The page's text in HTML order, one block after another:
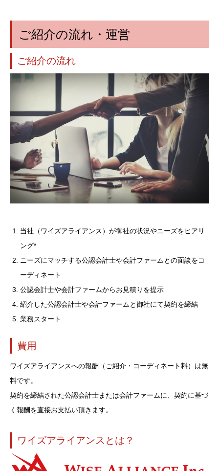
ご紹介の流れ・運営
ご紹介の流れ
当社（ワイズアライアンス）が御社の状況やニーズをヒアリ
ング*
ニーズにマッチする公認会計士や会計ファームとの面談をコ
ーディネート
公認会計士や会計ファームからお見積りを提示
紹介した公認会計士や会計ファームと御社にて契約を締結
業務スタート
費用
ワイズアライアンスへの報酬（ご紹介・コーディネート料）は無
料です。
契約を締結された公認会計士または会計ファームに、契約に基づ
く報酬を直接お支払い頂きます。
ワイズアライアンスとは？